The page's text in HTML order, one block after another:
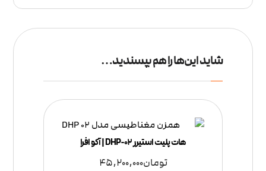
شاید این‌ها را هم بپسندید…
هات پلیت استیرر DHP-02 | آکو افرا
تومان45,200,000